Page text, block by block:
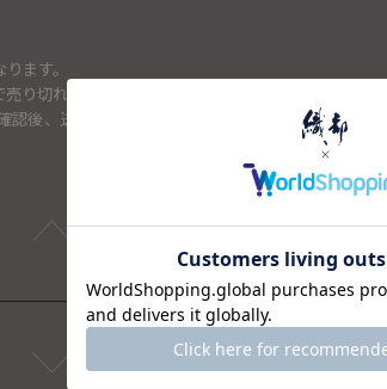
ます。
り切れた場合は、キャンセルさせて頂きます。
後、送料を再計算し改めてご請求金額についてのご